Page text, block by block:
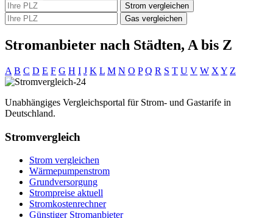
Strom vergleichen
Gas vergleichen
Stromanbieter nach Städten, A bis Z
A B C D E F G H I J K L M N O P Q R S T U V W X Y Z
Unabhängiges Vergleichsportal für Strom- und Gastarife in
Deutschland.
Stromvergleich
Strom vergleichen
Wärmepumpenstrom
Grundversorgung
Strompreise aktuell
Stromkostenrechner
Günstiger Stromanbieter